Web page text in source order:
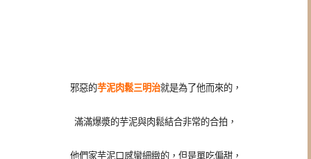
邪惡的芋泥肉鬆三明治就是為了他而來的，
滿滿爆漿的芋泥與肉鬆結合非常的合拍，
他們家芋泥口感蠻細緻的，但是單吃偏甜，